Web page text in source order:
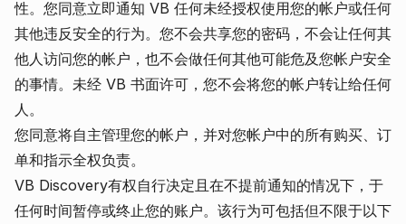
性。您同意立即通知 VB 任何未经授权使用您的帐户或任何
其他违反安全的行为。您不会共享您的密码，不会让任何其
他人访问您的帐户，也不会做任何其他可能危及您帐户安全
的事情。未经 VB 书面许可，您不会将您的帐户转让给任何
人。
您同意将自主管理您的帐户，并对您帐户中的所有购买、订
单和指示全权负责。
VB Discovery有权自行决定且在不提前通知的情况下，于
任何时间暂停或终止您的账户。该行为可包括但不限于以下